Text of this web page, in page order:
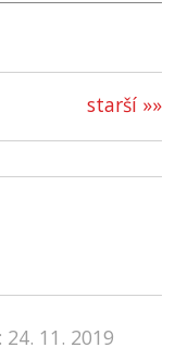
starší »»
11. 2019